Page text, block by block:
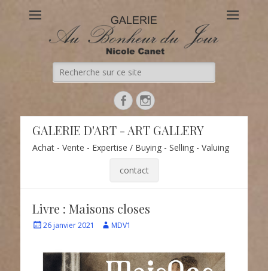
Au Bonheur du Jour
Le site officiel de la Galerie d'Art Au Bonheur du Jour – Nicole
Canet à Paris
GALERIE D'ART - ART GALLERY
Achat - Vente - Expertise / Buying - Selling - Valuing
contact
Livre : Maisons closes
26 janvier 2021 MDV1